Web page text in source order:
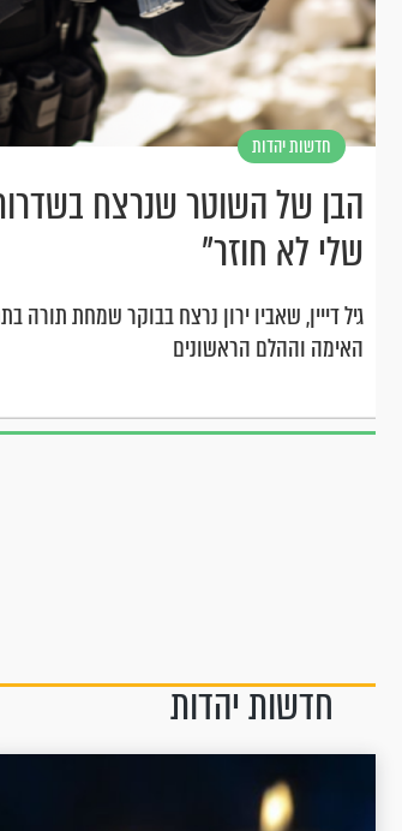
חדשות יהדות
הבן של השוטר שנרצח
שלי לא חוזר"
גיל דייין, שאביו ירון נרצח בבוקר שמחת
האימה וההלם הראשונים
חדשות יהדות